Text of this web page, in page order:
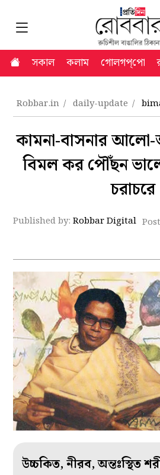
সকাল কলাম গোলগপ্‌পো
Robbar.in daily-update
কামনা-বাসনার আলো-
বিমল কর পৌঁছন
চরাচরে
Published by:Robbar Digital
উচ্চকিত, নীরব, অন্তঃস্থিত